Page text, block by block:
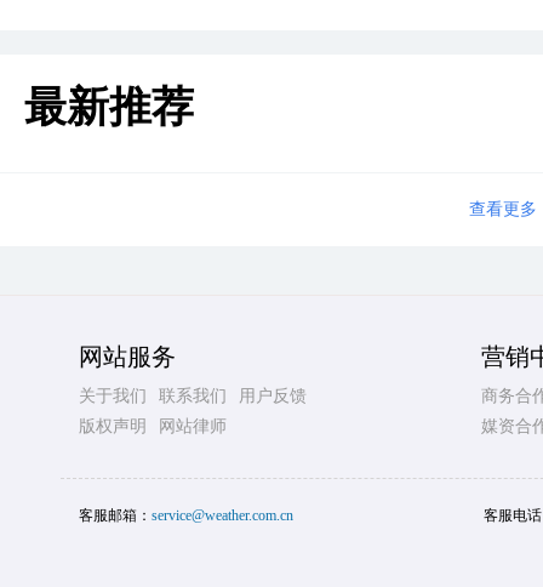
最新推荐
查看更多
网站服务
关于我们 联系我们
用户反馈
版权声明
网站律师
营销
商务合
媒资合
客服邮箱： service@weather.com.cn 客服电